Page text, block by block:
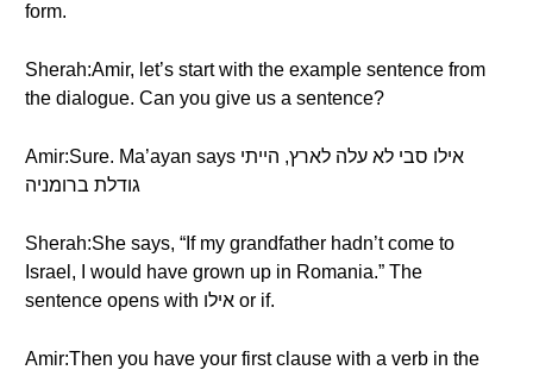
form.
Sherah:Amir, let’s start with the example sentence from
the dialogue. Can you give us a sentence?
Amir:Sure. Ma’ayan says אילו סבי לא עלה לארץ, הייתי
גודלת ברומניה
Sherah:She says, “If my grandfather hadn’t come to
Israel, I would have grown up in Romania.” The
sentence opens with אילו or if.
Amir:Then you have your first clause with a verb in the